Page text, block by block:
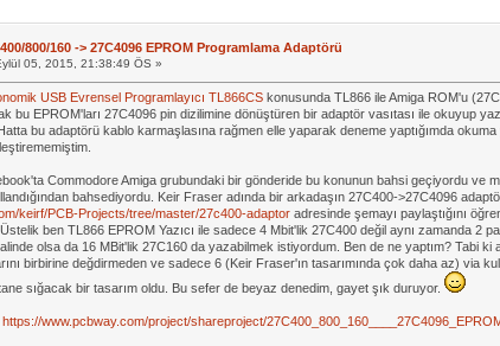
800/160 -> 27C4096 EPROM Programlama Adaptörü
05, 2015, 21:38:49 ÖS »
USB Evrensel Programlayıcı TL866CSkonusunda TL866 ile Amiga ROM'u
bu EPROM'ları 27C4096 pin dizilimine dönüştüren bir adaptör vasıtası ile okuyup
bu adaptörü kablo karmaşlasına rağmen elle yaparak deneme yaptığımda
Commodore Amiga grubundaki bir gönderide bu konunun bahsi geçiyordu ve
bahsediyordu. Keir Fraser adında bir arkadaşın 27C400->27C4096
keirf/PCB-Projects/tree/master/27c400-adaptoradresinde şemayı paylaştığını
Üstelik ben TL866 EPROM Yazıcı ile sadece 4 Mbit'lik 27C400 değil aynı zamanda 2
olsa da 16 MBit'lik 27C160 da yazabilmek istiyordum. Ben de ne yaptım? Tabi ki
birbirine değdirmeden ve sadece 6 (Keir Fraser'ın tasarımında çok daha az) via
sığacak bir tasarım oldu. Bu sefer de beyaz denedim, gayet şık duruyor.
https://www.pcbway.com/project/shareproject/